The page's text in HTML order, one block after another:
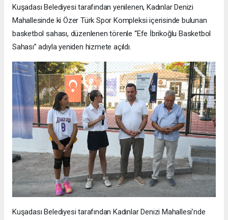
Kuşadası Belediyesi tarafından yenilenen, Kadınlar Denizi
Mahallesinde ki Özer Türk Spor Kompleksi içerisinde bulunan
basketbol sahası, düzenlenen törenle “Efe İbrikoğlu Basketbol
Sahası” adıyla yeniden hizmete açıldı.
Kuşadası Belediyesi tarafından Kadınlar Denizi Mahallesi’nde